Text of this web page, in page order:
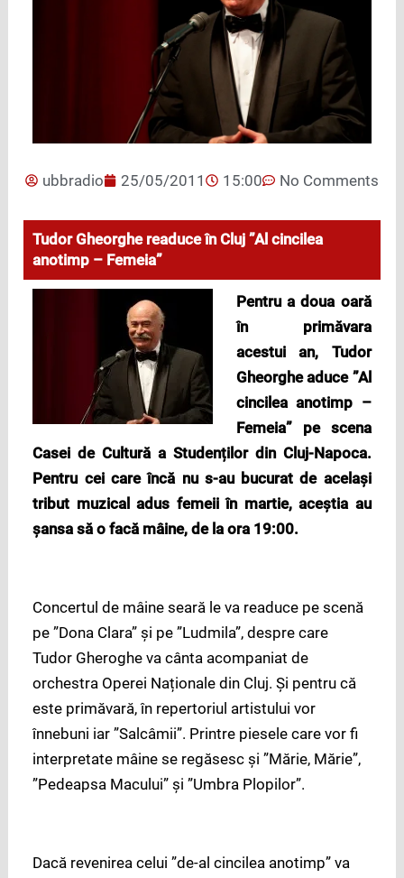
ubbradio 25/05/2011 15:00 No Comments
Tudor Gheorghe readuce în Cluj ”Al cincilea
anotimp – Femeia”
Pentru a doua oară
în primăvara
acestui an, Tudor
Gheorghe aduce ”Al
cincilea anotimp –
Femeia” pe scena
Casei de Cultură a Studenților din Cluj-Napoca.
Pentru cei care încă nu s-au bucurat de același
tribut muzical adus femeiiîn martie, aceștia au
șansa să o facă mâine, de la ora 19:00.
Concertul de mâine seară le va readuce pe scenă
pe ”Dona Clara” și pe ”Ludmila”, despre care
Tudor Gheroghe va cânta acompaniat de
orchestra Operei Naționale din Cluj. Și pentru că
este primăvară, în repertoriul artistului vor
înnebuni iar ”Salcâmii”. Printre piesele care vor fi
interpretate mâine se regăsesc și ”Mărie, Mărie”,
”Pedeapsa Macului” și ”Umbra Plopilor”.
Dacă revenirea celui ”de-al cincilea anotimp” va